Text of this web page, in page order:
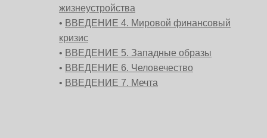
жизнеустройства
ВВЕДЕНИЕ 4. Мировой финансовый
кризис
ВВЕДЕНИЕ 5. Западные образы
ВВЕДЕНИЕ 6. Человечество
ВВЕДЕНИЕ 7. Мечта